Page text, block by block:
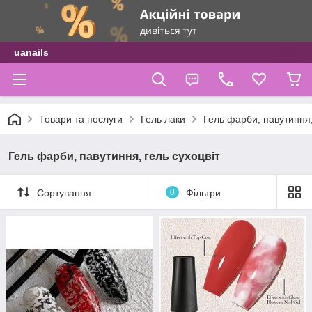
uanails
Товари та послуги Гель лаки Гель фарби, павутиння,
Гель фарби, павутиння, гель сухоцвіт
Сортування 0 Фільтри